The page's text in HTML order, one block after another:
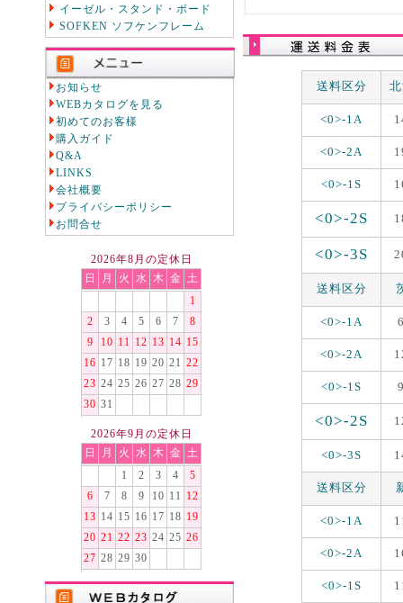
イーゼル・スタンド・ボード
SOFKEN ソフケンフレーム
お知らせ
WEBカタログを見る
初めてのお客様
購入ガイド
Q&A
LINKS
会社概要
プライバシーポリシー
お問合せ
2026年8月の定休日
日
月 火 水 木 金
土
1
2
3 4 5 6 7
8
9
10 11 12 13 14 15
16 17 18 19 20 21 22
23 24 25 26 27 28 29
30 31
2026年9月の定休日
日
月 火 水 木 金
土
1
2 3 4
5
6
7 8 9 10 11
12
13 14 15 16 17 18 19
20 21 22 23 24 25 26
27 28 29 30
送料区分
<0>-1A
<0>-2A
<0>-1S
<0>-2S
<0>-3S
送料区分
<0>-1A
<0>-2A
<0>-1S
<0>-2S
<0>-3S
送料区分
<0>-1A
<0>-2A
<0>-1S